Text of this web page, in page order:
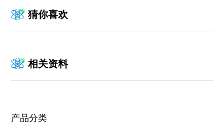
猜你喜欢
相关资料
产品分类